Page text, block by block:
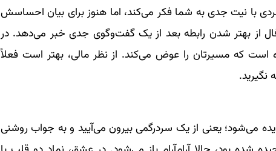
با نیت جدی به شما فکر می‌کند، اما هنوز برای بیان احساسش
فال از بهتر شدن رابطه بعد از یک گفت‌وگوی جدی خبر می‌دهد. در
است که مسیرتان را عوض می‌کند. از نظر مالی، بهتر است فعلاً
نگیرید.
می‌شود؛ یعنی از یک سردرگمی بیرون می‌آیید و به جواب روشنی